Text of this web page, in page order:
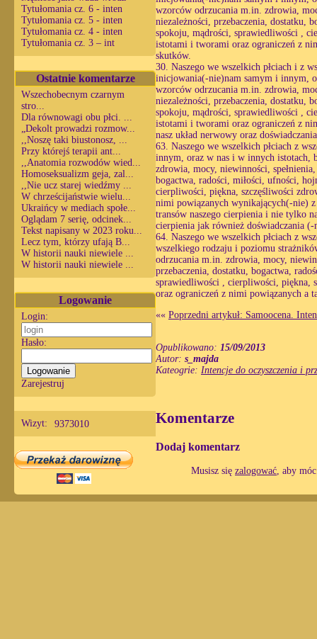
Tytułomania cz. 6 - inten
Tytułomania cz. 5 - inten
Tytułomania cz. 4 - inten
Tytułomania cz. 3 – int
Ostatnie komentarze
Wszechobecnym czarnym
stro...
Dla równowagi obu płci. ...
„Dekolt prowadzi rozmow...
,,Noszę taki biustonosz, ...
Przy którejś terapii ant...
,,Anatomia rozwodów wied...
Homoseksualizm geja, zal...
,,Nie ucz starej wiedźmy ...
W chrześcijaństwie wielu...
Ukraińcy w mediach społe...
Oglądam 7 serię, odcinek...
Tekst napisany w 2023 roku...
Lecz tym, którzy ufają B...
W historii nauki niewiele ...
W historii nauki niewiele ...
Logowanie
Login:
Hasło:
Zarejestruj
Wizyt: 9373010
wzorców odrzucania m.in. zdrowia,
niezależności, przebaczenia, dostatku,
spokoju, mądrości, sprawiedliwości ,
istotami i tworami oraz ograniczeń z
skutków.
30. Naszego we wszelkich płciach i z
inicjowania(-nie)nam samym i innym,
wzorców odrzucania m.in. zdrowia,
niezależności, przebaczenia, dostatku,
spokoju, mądrości, sprawiedliwości ,
istotami i tworami oraz ograniczeń z
nasz układ nerwowy oraz
63. Naszego we wszelkich płciach z
innym, oraz w nas i w innych istotach,
zdrowia, mocy, niewinności,
bogactwa, radości, miłości, ufności,
cierpliwości, piękna, szczęśliwości
nimi powiązanych wynikających(-nie)
transów naszego cierpienia i nie tylko
cierpienia jak również doświadczania
64. Naszego we wszelkich płciach z
wszelkiego rodzaju i poziomu
odrzucania m.in. zdrowia, mocy,
przebaczenia, dostatku, bogactwa,
sprawiedliwości , cierpliwości, piękna,
oraz ograniczeń z nimi powiązanych a
«« Poprzedni artykuł: Samoocena.
Opublikowano: 15/09/2013
Autor: s_majda
Kateogrie: Intencje do oczyszczenia i
Komentarze
Dodaj komentarz
Musisz się zalogować, aby